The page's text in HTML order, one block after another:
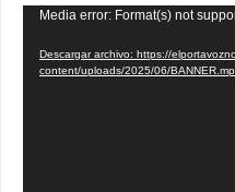
Reproductor
vídeo
Media error: Format(s) not
Descargar archivo: https://
content/uploads/2025/06/